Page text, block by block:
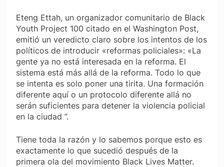
Eteng Ettah, un organizador comunitario de Black
Youth Project 100 citado en el Washington Post,
emitió un veredicto claro sobre los intentos de los
políticos de introducir «reformas policiales»: «La
gente ya no está interesada en la reforma. El
sistema está más allá de la reforma. Todo lo que
se intenta es solo poner una tirita. Una formación
diferente aquí o un protocolo diferente allá no
serán suficientes para detener la violencia policial
en la ciudad ”.
Tiene toda la razón y lo sabemos porque esto es
exactamente lo que sucedió después de la
primera ola del movimiento Black Lives Matter.